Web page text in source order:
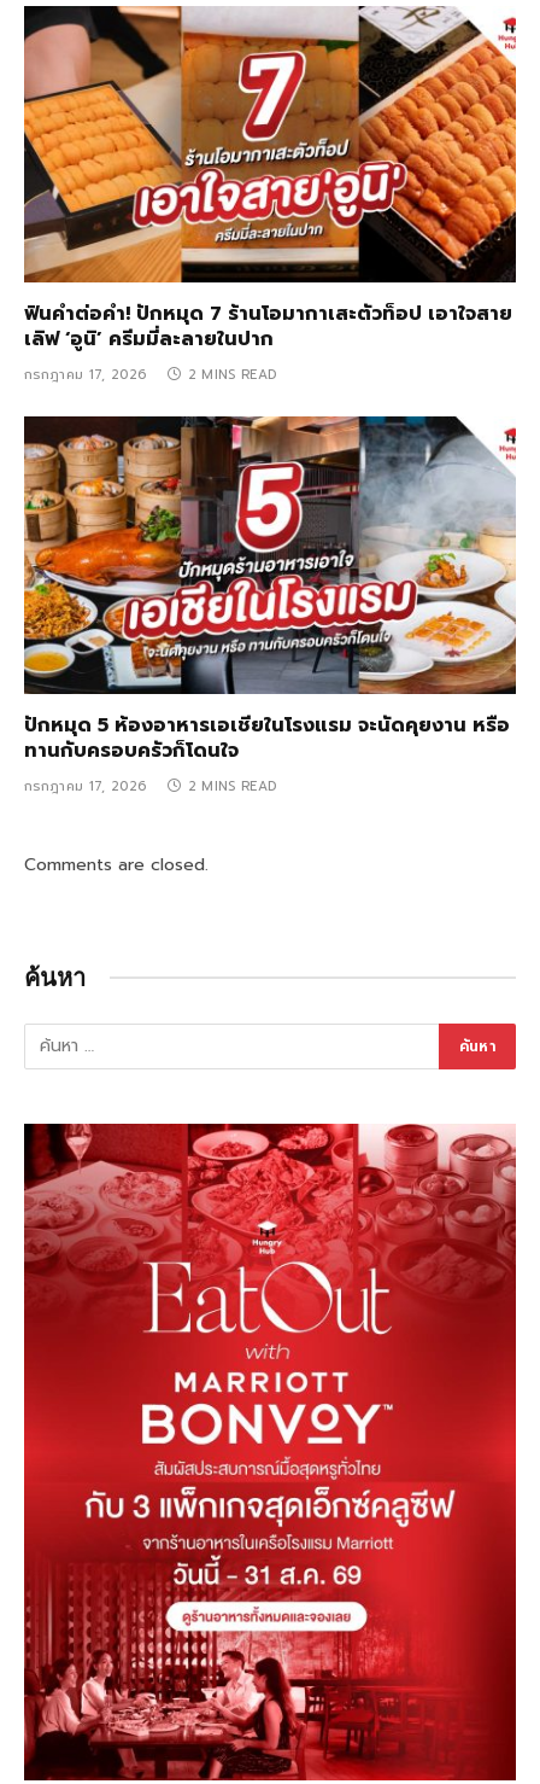
ฟินคำต่อคำ! ปักหมุด 7 ร้านโอมากาเสะตัวท็อป เอาใจสาย
เลิฟ ‘อูนิ’ ครีมมี่ละลายในปาก
กรกฎาคม 17, 2026 2 MINS READ
ปักหมุด 5 ห้องอาหารเอเชียในโรงแรม จะนัดคุยงาน หรือ
ทานกับครอบครัวก็โดนใจ
กรกฎาคม 17, 2026 2 MINS READ
Comments are closed.
ค้นหา